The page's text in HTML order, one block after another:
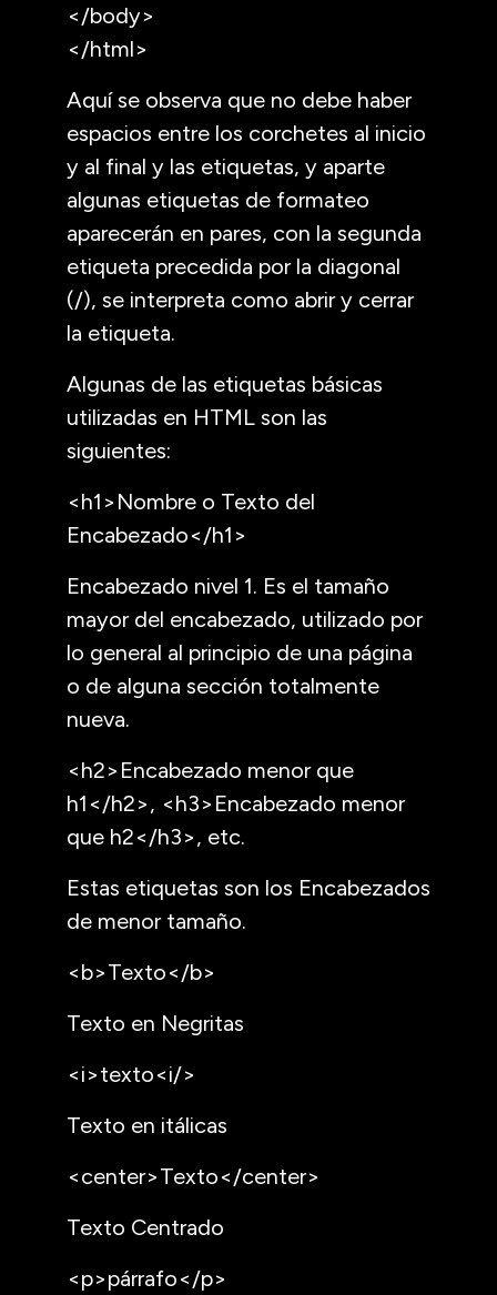
</body>
</html>
Aquí se observa que no debe haber
espacios entre los corchetes al inicio
y al final y las etiquetas, y aparte
algunas etiquetas de formateo
aparecerán en pares, con la segunda
etiqueta precedida por la diagonal
(/), se interpreta como abrir y cerrar
la etiqueta.
Algunas de las etiquetas básicas
utilizadas en HTML son las
siguientes:
<h1>Nombre o Texto del
Encabezado</h1>
Encabezado nivel 1. Es el tamaño
mayor del encabezado, utilizado por
lo general al principio de una página
o de alguna sección totalmente
nueva.
<h2>Encabezado menor que
h1</h2>, <h3>Encabezado menor
que h2</h3>, etc.
Estas etiquetas son los Encabezados
de menor tamaño.
<b>Texto</b>
Texto en Negritas
<i>texto<i/>
Texto en itálicas
<center>Texto</center>
Texto Centrado
<p>párrafo</p>